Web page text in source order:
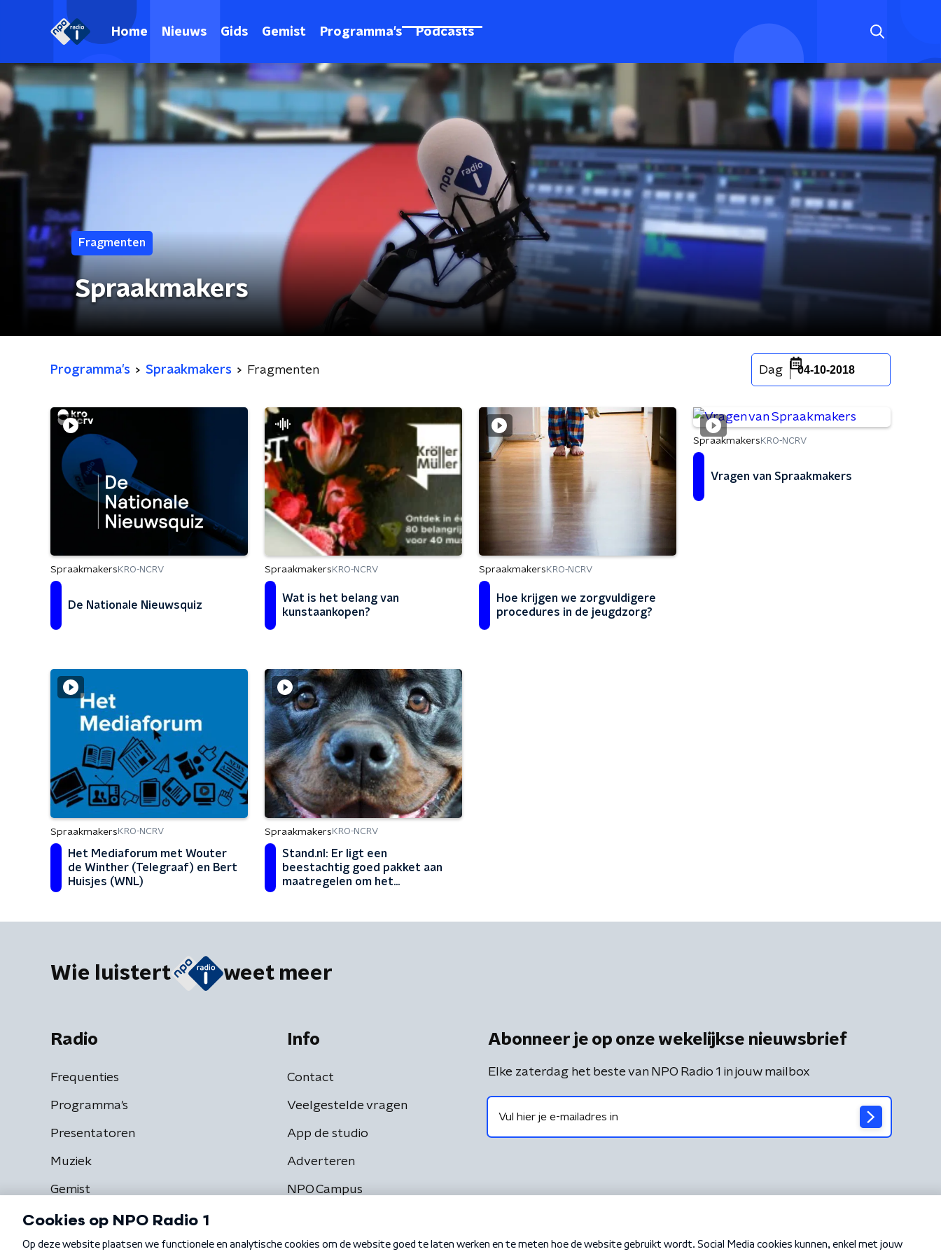
Home Nieuws Gids Gemist Programma's Podcasts
Fragmenten
Spraakmakers
Programma's Spraakmakers Fragmenten Dag 04-10-2018
Spraakmakers KRO-NCRV
De Nationale Nieuwsquiz
Spraakmakers KRO-NCRV
Wat is het belang van
kunstaankopen?
Spraakmakers KRO-NCRV
Hoe krijgen we zorgvuldigere
procedures in de jeugdzorg?
Spraakmakers KRO-NCRV
Vragen van Spraakmakers
Spraakmakers KRO-NCRV
Het Mediaforum met Wouter
de Winther (Telegraaf) en Bert
Huisjes (WNL)
Spraakmakers KRO-NCRV
Stand.nl: Er ligt een
beestachtig goed pakket aan
maatregelen om het
Wie luistert weet meer
Radio
Frequenties
Programma's
Presentatoren
Muziek
Gemist
Info
Contact
Veelgestelde vragen
App de studio
Adverteren
NPO Campus
Abonneer je op onze wekelijkse nieuwsbrief
Elke zaterdag het beste van NPO Radio 1 in jouw mailbox